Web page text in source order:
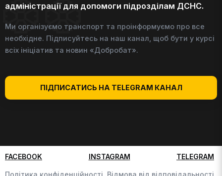
адміністрації для допомоги підрозділам ДСНС.
Ми організуємо транспорт та проінформуємо про все
необхідне. Підписуйтесь на наш канал, щоб бути у курсі
всіх ініціатив та новин «Добробат».
ПІДПИСАТИСЬ НА TELEGRAM КАНАЛ
FACEBOOK INSTAGRAM TELEGRAM
Політика конфіденційності, Відмова від відповідальності